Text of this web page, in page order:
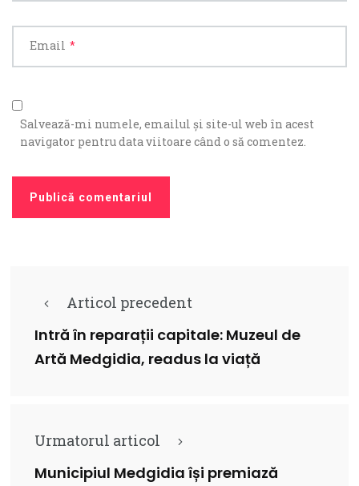
Email *
Salvează-mi numele, emailul și site-ul web în acest
navigator pentru data viitoare când o să comentez.
Articol precedent
Intră în reparații capitale: Muzeul de
Artă Medgidia, readus la viață
Urmatorul articol
Municipiul Medgidia își premiază